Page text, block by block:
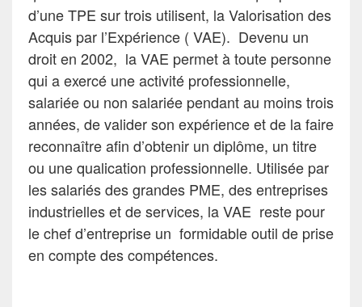
d’une TPE sur trois utilisent, la Valorisation des
Acquis par l’Expérience ( VAE). Devenu un
droit en 2002, la VAE permet à toute personne
qui a exercé une activité professionnelle,
salariée ou non salariée pendant au moins trois
années, de valider son expérience et de la faire
reconnaître afin d’obtenir un diplôme, un titre
ou une qualication professionnelle. Utilisée par
les salariés des grandes PME, des entreprises
industrielles et de services, la VAE reste pour
le chef d’entreprise un formidable outil de prise
en compte des compétences.